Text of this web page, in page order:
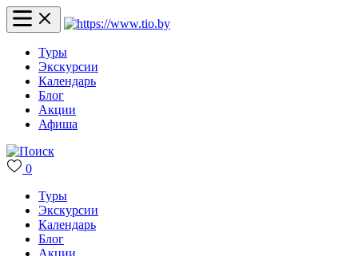
Туры
Экскурсии
Календарь
Блог
Акции
Афиша
0
Туры
Экскурсии
Календарь
Блог
Акции